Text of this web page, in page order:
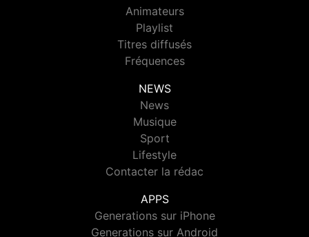
Animateurs
Playlist
Titres diffusés
Fréquences
NEWS
News
Musique
Sport
Lifestyle
Contacter la rédac
APPS
Generations sur iPhone
Generations sur Android